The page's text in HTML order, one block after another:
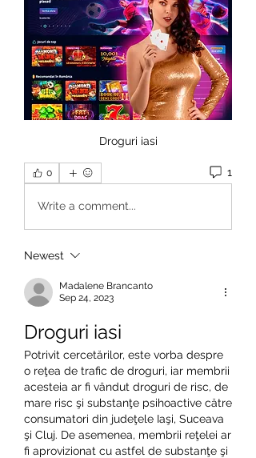
Droguri iasi
0 1
Write a comment...
Newest
Madalene Brancanto
Sep 24, 2023
Droguri iasi
Potrivit cercetărilor, este vorba despre
o reţea de trafic de droguri, iar membrii
acesteia ar fi vândut droguri de risc, de
mare risc şi substanţe psihoactive către
consumatori din judeţele Iaşi, Suceava
şi Cluj. De asemenea, membrii reţelei ar
fi aprovizionat cu astfel de substanţe şi